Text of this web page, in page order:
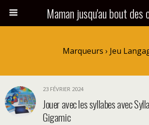
Maman jusqu'au bout des
Marqueurs › Jeu
23 FÉVRIER 2024
Jouer avec les syllabes avec
Gigamic